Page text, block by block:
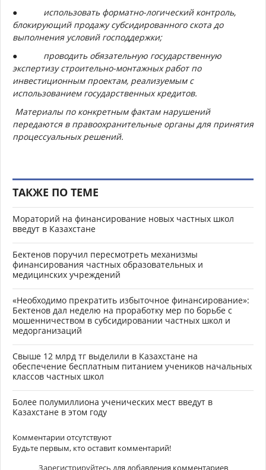
● использовать форматно-логический контроль,
блокирующий продажу субсидированного скота до
выполнения условий господдержки;
● проводить обязательную государственную
экспертизу строительно-монтажных работ по
инвестиционным проектам, реализуемым с
использованием государственных кредитов.
Материалы по конкретным фактам нарушений
передаются в правоохранительные органы для принятия
процессуальных решений.
ТАКЖЕ ПО ТЕМЕ
Мораторий на финансирование новых частных школ
введут в Казахстане
Бектенов поручил пересмотреть механизмы
финансирования частных образовательных и
медицинских учреждений
«Необходимо прекратить избыточное финансирование»:
Бектенов дал неделю на проработку мер по борьбе с
мошенничеством в субсидировании частных школ и
медорганизаций
Свыше 12 млрд тг выделили в Казахстане на
обеспечение бесплатным питанием учеников начальных
классов частных школ
Более полумиллиона ученических мест введут в
Казахстане в этом году
Комментарии отсутствуют
Будьте первым, кто оставит комментарий!
Зарегистрируйтесь для добавления комментариев